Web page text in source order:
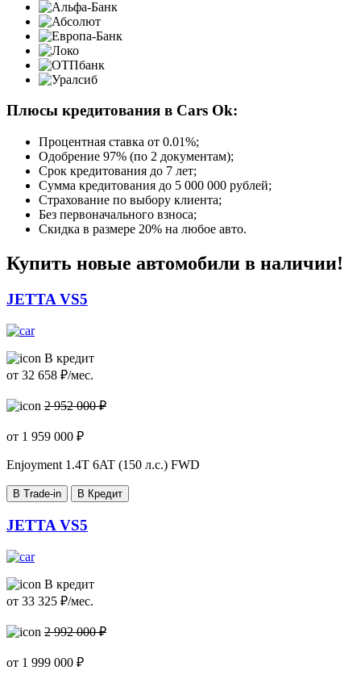
Плюсы кредитования в Cars Ok:
Процентная ставка от 0.01%;
Одобрение 97% (по 2 документам);
Срок кредитования до 7 лет;
Сумма кредитования до 5 000 000 рублей;
Страхование по выбору клиента;
Без первоначального взноса;
Скидка в размере 20% на любое авто.
Купить новые автомобили в наличии!
JETTA VS5
В кредит
от 32 658 ₽/мес.
2 952 000 ₽
от 1 959 000 ₽
Enjoyment 1.4T 6AT (150 л.с.) FWD
В Trade-in В Кредит
JETTA VS5
В кредит
от 33 325 ₽/мес.
2 992 000 ₽
от 1 999 000 ₽